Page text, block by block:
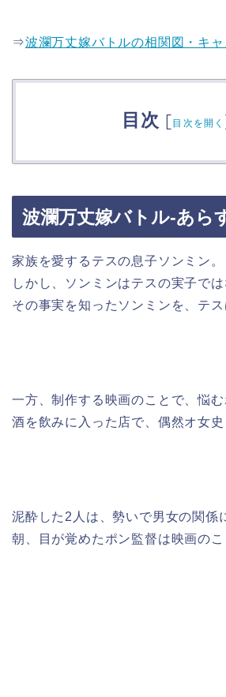
⇒波瀾万丈嫁バトルの相関図・キ
目次 [目次を開く
波瀾万丈嫁バトル-あら
家族を愛するテスの息子ソンミン。
しかし、ソンミンはテスの実子では
その事実を知ったソンミンを、テス
一方、制作する映画のことで、悩む
酒を飲みに入った店で、偶然オ女史
泥酔した2人は、勢いで男女の関係
朝、目が覚めたポン監督は映画のこ